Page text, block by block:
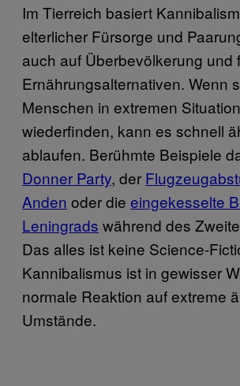
Im Tierreich basiert
elterlicher Fürsorge und
auch auf Überbevölkerung und
Ernährungsalternativen. Wenn
Menschen in extremen
wiederfinden, kann es schnell
ablaufen. Berühmte Beispiele
Donner Party, der
Anden oder die eingekesselte
Leningrads während des
Das alles ist keine Science-
Kannibalismus ist in gewisser
normale Reaktion auf extreme
Umstände.